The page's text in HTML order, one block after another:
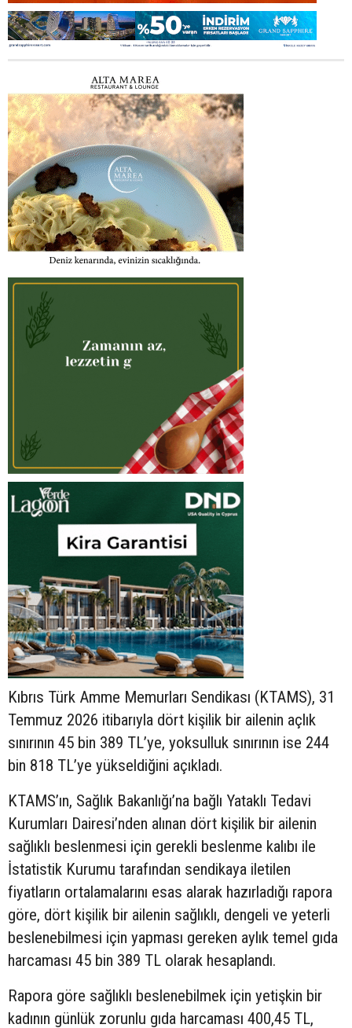
Kıbrıs Türk Amme Memurları Sendikası (KTAMS), 31
Temmuz 2026 itibarıyla dört kişilik bir ailenin açlık
sınırının 45 bin 389 TL’ye, yoksulluk sınırının ise 244
bin 818 TL’ye yükseldiğini açıkladı.
KTAMS’ın, Sağlık Bakanlığı’na bağlı Yataklı Tedavi
Kurumları Dairesi’nden alınan dört kişilik bir ailenin
sağlıklı beslenmesi için gerekli beslenme kalıbı ile
İstatistik Kurumu tarafından sendikaya iletilen
fiyatların ortalamalarını esas alarak hazırladığı rapora
göre, dört kişilik bir ailenin sağlıklı, dengeli ve yeterli
beslenebilmesi için yapması gereken aylık temel gıda
harcaması 45 bin 389 TL olarak hesaplandı.
Rapora göre sağlıklı beslenebilmek için yetişkin bir
kadının günlük zorunlu gıda harcaması 400,45 TL,